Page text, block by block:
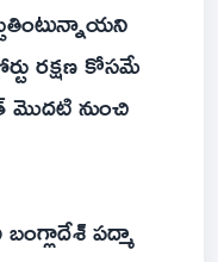
రక్షణ కోసమే
మొదటి నుంచి
పద్మా